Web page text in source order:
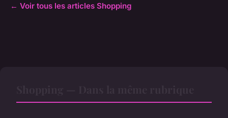
← Voir tous les articles Shopping